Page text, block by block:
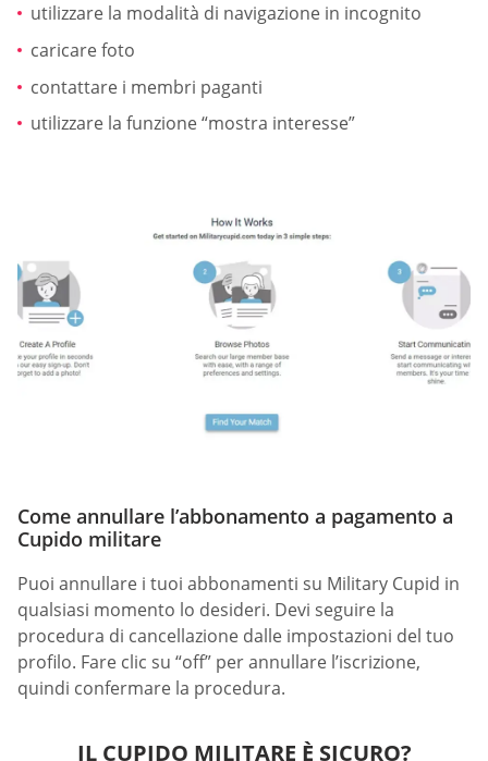
utilizzare la modalità di navigazione in incognito
caricare foto
contattare i membri paganti
utilizzare la funzione “mostra interesse”
Come annullare l’abbonamento a pagamento a
Cupido militare
Puoi annullare i tuoi abbonamenti su Military Cupid in
qualsiasi momento lo desideri. Devi seguire la
procedura di cancellazione dalle impostazioni del tuo
profilo. Fare clic su “off” per annullare l’iscrizione,
quindi confermare la procedura.
IL CUPIDO MILITARE È SICURO?